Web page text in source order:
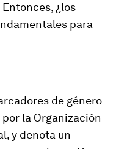
¿los
para
de género
la Organización
y denota un